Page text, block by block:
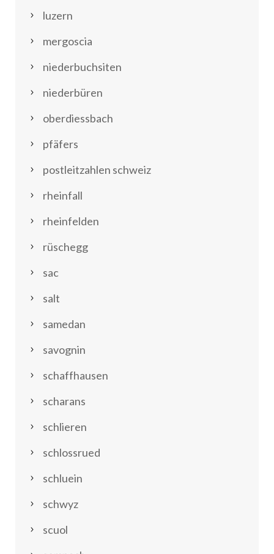
luzern
mergoscia
niederbuchsiten
niederbüren
oberdiessbach
pfäfers
postleitzahlen schweiz
rheinfall
rheinfelden
rüschegg
sac
salt
samedan
savognin
schaffhausen
scharans
schlieren
schlossrued
schluein
schwyz
scuol